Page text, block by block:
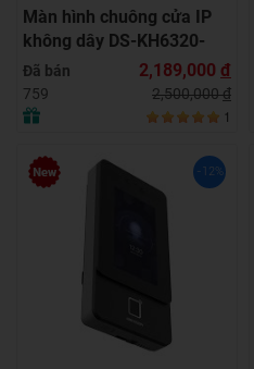
Màn hình chuông cửa IP
không dây DS-KH6320-
WTE1
Đã bán
759
2,189,000 đ
2,500,000đ
1
-12%